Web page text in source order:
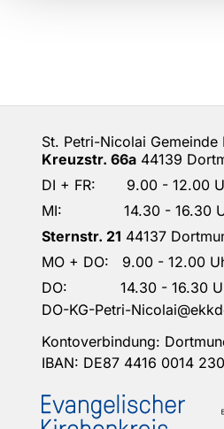
St. Petri-Nicolai Gemeinde
Kreuzstr. 66a 44139
DI + FR: 9.00 - 12.00
MI: 14.30 - 16.30
Sternstr. 21 44137
MO + DO: 9.00 - 12.00
DO: 14.30 - 16.30
DO-KG-Petri-
Kontoverbindung:
IBAN: DE87 4416 0014